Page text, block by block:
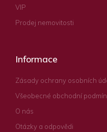
VIP
Prodej nemovitosti
Informace
Zásady ochrany osobních
Všeobecné obchodní
O nás
Otázky a odpovědi